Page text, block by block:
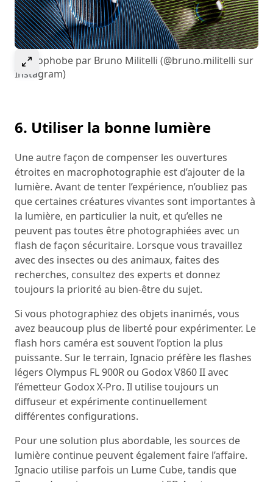
Select to expand image
Hydrophobe par Bruno Militelli (@bruno.militelli sur
Instagram)
6. Utiliser la bonne lumière
Une autre façon de compenser les ouvertures
étroites en macrophotographie est d’ajouter de la
lumière. Avant de tenter l’expérience, n’oubliez pas
que certaines créatures vivantes sont importantes à
la lumière, en particulier la nuit, et qu’elles ne
peuvent pas toutes être photographiées avec un
flash de façon sécuritaire. Lorsque vous travaillez
avec des insectes ou des animaux, faites des
recherches, consultez des experts et donnez
toujours la priorité au bien-être du sujet.
Si vous photographiez des objets inanimés, vous
avez beaucoup plus de liberté pour expérimenter. Le
flash hors caméra est souvent l’option la plus
puissante. Sur le terrain, Ignacio préfère les flashes
légers Olympus FL 900R ou Godox V860 II avec
l’émetteur Godox X-Pro. Il utilise toujours un
diffuseur et expérimente continuellement
différentes configurations.
Pour une solution plus abordable, les sources de
lumière continue peuvent également faire l’affaire.
Ignacio utilise parfois un Lume Cube, tandis que